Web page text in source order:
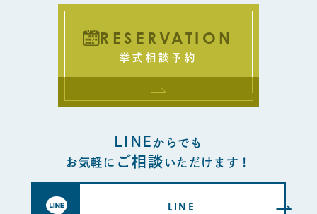
RESERVATION
挙式相談予約
LINE からでも
お気軽に ご相談 いただけます！
LINE